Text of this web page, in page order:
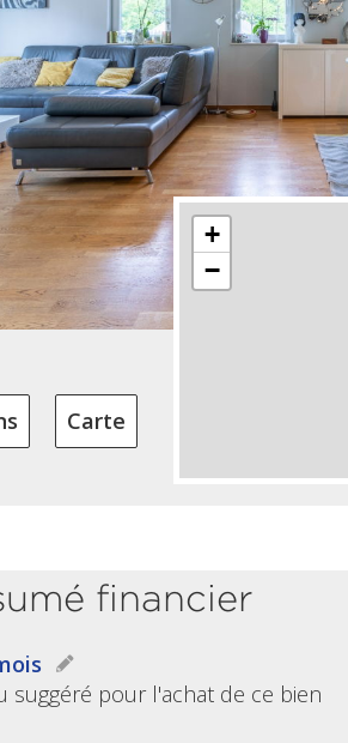
Carte
+
−
financier
suggéré pour l'achat de ce bien